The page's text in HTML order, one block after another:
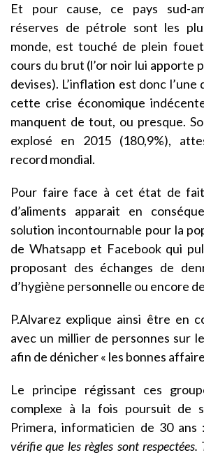
Et pour cause, ce pays sud-
réserves de pétrole sont les
monde, est touché de plein
cours du brut (l’or noir lui apporte
devises). L’inflation est donc
cette crise économique
manquent de tout, ou presque.
explosé en 2015 (180,9%),
record mondial.
Pour faire face à cet état de
d’aliments apparait en
solution incontournable pour la
de Whatsapp et Facebook qui
proposant des échanges de
d’hygiène personnelle ou encore
P.Alvarez explique ainsi être en
avec un millier de personnes sur
afin de dénicher « les bonnes
Le principe régissant ces
complexe à la fois poursuit de
Primera, informaticien de 30 ans :
vérifie que les règles sont respectées.